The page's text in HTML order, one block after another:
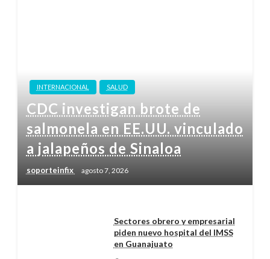
INTERNACIONAL SALUD
CDC investigan brote de
salmonela en EE.UU. vinculado
a jalapeños de Sinaloa
soporteinfix agosto 7, 2026
Sectores obrero y empresarial
piden nuevo hospital del IMSS
en Guanajuato